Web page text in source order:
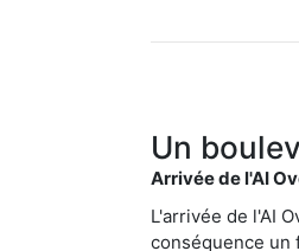
Un
Arrivée de l'AI
L'arrivée de l'AI
conséquence un